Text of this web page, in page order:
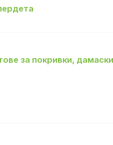
за покривки, дамаски